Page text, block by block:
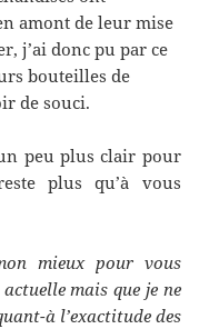
amont de leur mise
j’ai donc pu par ce
bouteilles de
de souci.
peu plus clair pour
plus qu’à vous
mieux pour vous
mais que je ne
à l’exactitude des